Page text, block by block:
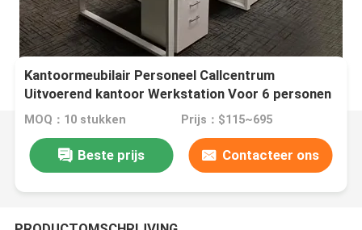
Kantoormeubilair Personeel Callcentrum
Uitvoerend kantoor Werkstation Voor 6 personen
MOQ：10 stukken Prijs：$115~695
Beste prijs Contacteer ons